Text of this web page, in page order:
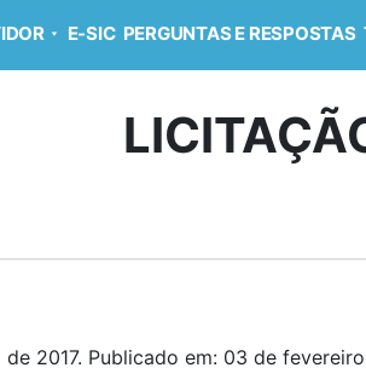
E-SIC PERGUNTAS E RESPOSTAS
2017. Publicado em: 03 de